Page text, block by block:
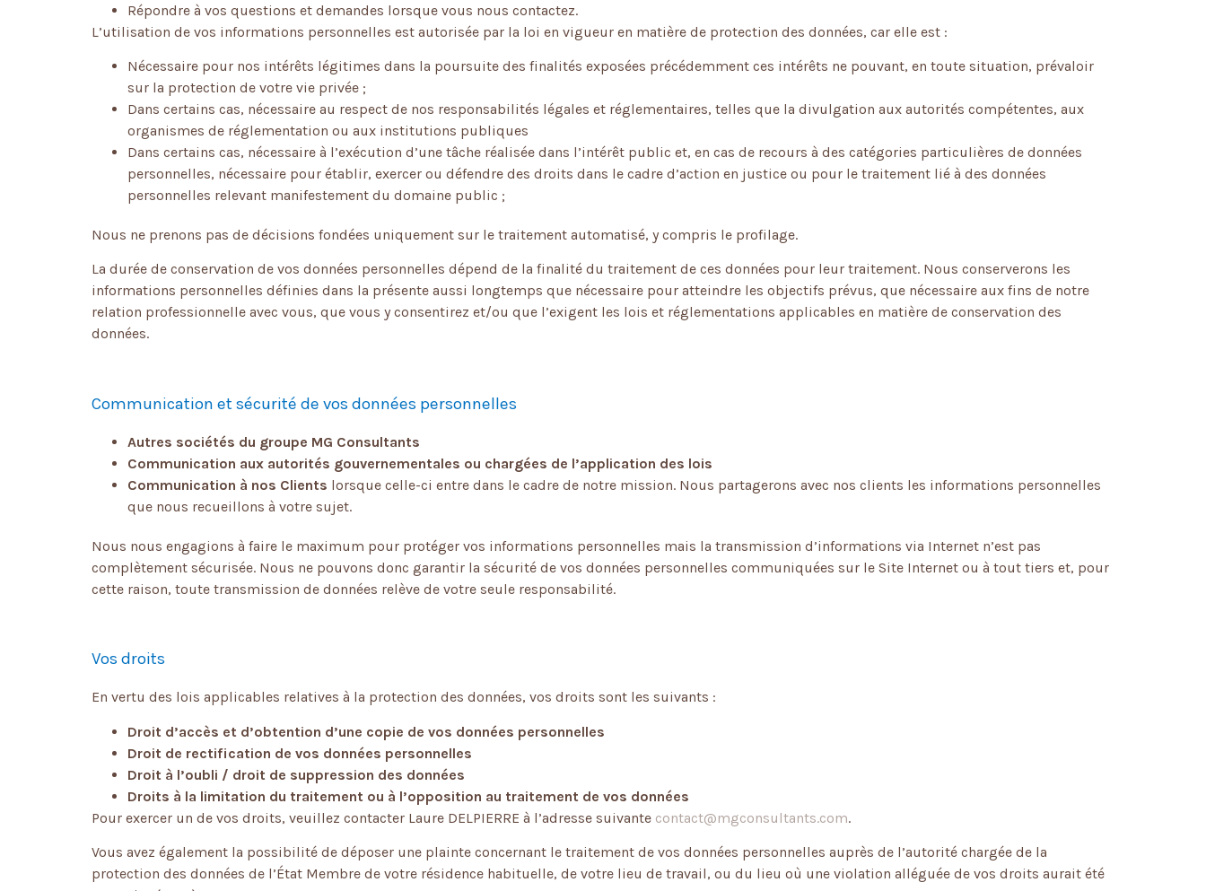
Répondre à vos questions et demandes lorsque vous nous contactez.
L’utilisation de vos informations personnelles est autorisée par la loi en vigueur en matière de protection des données, car elle est :
Nécessaire pour nos intérêts légitimes dans la poursuite des finalités exposées précédemment ces intérêts ne pouvant, en toute situation, prévaloir
sur la protection de votre vie privée ;
Dans certains cas, nécessaire au respect de nos responsabilités légales et réglementaires, telles que la divulgation aux autorités compétentes, aux
organismes de réglementation ou aux institutions publiques
Dans certains cas, nécessaire à l’exécution d’une tâche réalisée dans l’intérêt public et, en cas de recours à des catégories particulières de données
personnelles, nécessaire pour établir, exercer ou défendre des droits dans le cadre d’action en justice ou pour le traitement lié à des données
personnelles relevant manifestement du domaine public ;
Nous ne prenons pas de décisions fondées uniquement sur le traitement automatisé, y compris le profilage.
La durée de conservation de vos données personnelles dépend de la finalité du traitement de ces données pour leur traitement. Nous conserverons les
informations personnelles définies dans la présente aussi longtemps que nécessaire pour atteindre les objectifs prévus, que nécessaire aux fins de notre
relation professionnelle avec vous, que vous y consentirez et/ou que l’exigent les lois et réglementations applicables en matière de conservation des
données.
Communication et sécurité de vos données personnelles
Autres sociétés du groupe MG Consultants
Communication aux autorités gouvernementales ou chargées de l’application des lois
Communication à nos Clients lorsque celle-ci entre dans le cadre de notre mission. Nous partagerons avec nos clients les informations personnelles
que nous recueillons à votre sujet.
Nous nous engagions à faire le maximum pour protéger vos informations personnelles mais la transmission d’informations via Internet n’est pas
complètement sécurisée. Nous ne pouvons donc garantir la sécurité de vos données personnelles communiquées sur le Site Internet ou à tout tiers et, pour
cette raison, toute transmission de données relève de votre seule responsabilité.
Vos droits
En vertu des lois applicables relatives à la protection des données, vos droits sont les suivants :
Droit d’accès et d’obtention d’une copie de vos données personnelles
Droit de rectification de vos données personnelles
Droit à l’oubli / droit de suppression des données
Droits à la limitation du traitement ou à l’opposition au traitement de vos données
Pour exercer un de vos droits, veuillez contacter Laure DELPIERRE à l’adresse suivante contact@mgconsultants.com.
Vous avez également la possibilité de déposer une plainte concernant le traitement de vos données personnelles auprès de l’autorité chargée de la
protection des données de l’État Membre de votre résidence habituelle, de votre lieu de travail, ou du lieu où une violation alléguée de vos droits aurait été